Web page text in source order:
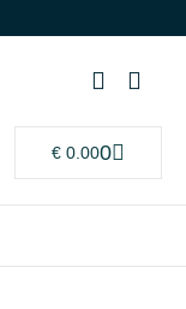
€0.000